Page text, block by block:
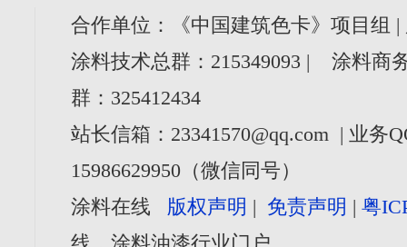
合作单位：《中国建筑色卡》项目组
涂料技术总群：215349093 | 涂料商
群：325412434
站长信箱：23341570@qq.com | 业务
15986629950（微信同号）
涂料在线 版权声明 | 免责声明 |粤